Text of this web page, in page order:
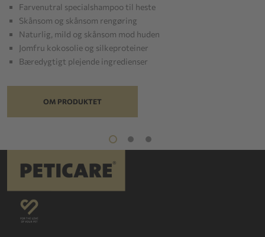
Farvenutral specialshampoo til heste
Skånsom og skånsom rengøring
Naturlig, mild og skånsom mod huden
Jomfru kokosolie og silkeproteiner
Bæredygtigt plejende ingredienser
OM PRODUKTET